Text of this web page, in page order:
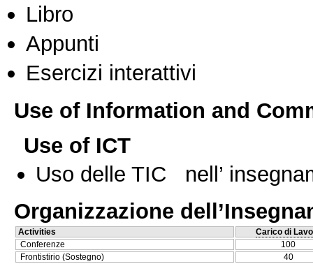
Libro
Appunti
Esercizi interattivi
Use of Information and
Use of ICT
Uso delle TIC nell’
Organizzazione
Activities
Carico di
Conferenze
100
Frontistirio (Sostegno)
40